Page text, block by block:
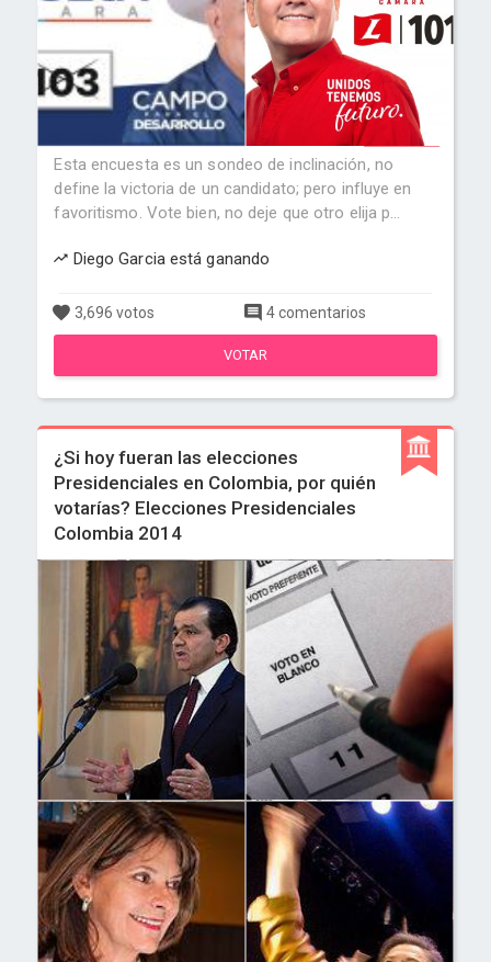
Esta encuesta es un sondeo de inclinación, no
define la victoria de un candidato; pero influye en
favoritismo. Vote bien, no deje que otro elija p...
Diego Garcia está ganando
3,696 votos 4 comentarios
VOTAR
¿Si hoy fueran las elecciones
Presidenciales en Colombia, por quién
votarías? Elecciones Presidenciales
Colombia 2014